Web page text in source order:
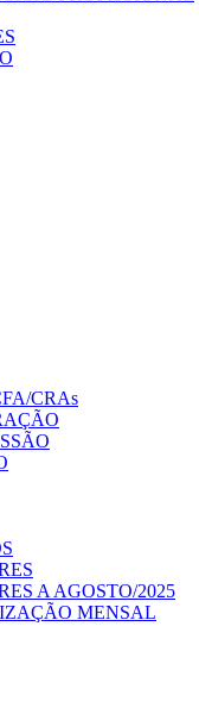
CRAs
A AGOSTO/2025
MENSAL